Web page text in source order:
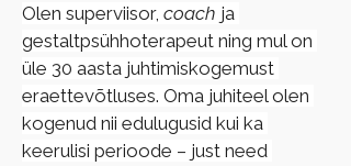
Olen superviisor, coach ja
gestaltpsühhoterapeut ning mul on
üle 30 aasta juhtimiskogemust
eraettevõtluses. Oma juhiteel olen
kogenud nii edulugusid kui ka
keerulisi perioode – just need